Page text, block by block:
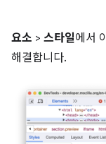
요소 > 스타일에서
해결합니다.